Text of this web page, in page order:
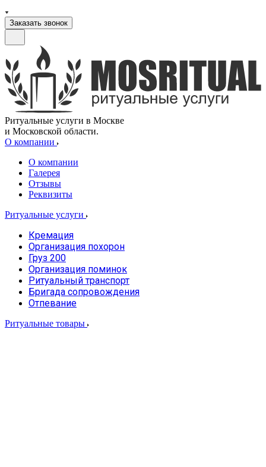
Заказать звонок
Ритуальные услуги в Москве
и Московской области.
О компании
О компании
Галерея
Отзывы
Реквизиты
Ритуальные услуги
Кремация
Организация похорон
Груз 200
Организация поминок
Ритуальный транспорт
Бригада сопровождения
Отпевание
Ритуальные товары